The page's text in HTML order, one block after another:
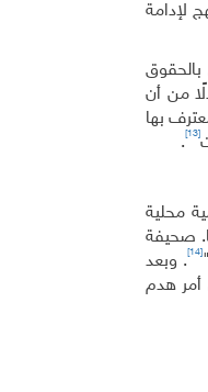
لإدامة
من العهد الدولي الخاص بالحقوق
عدم التمييز (المادة 2). فالمحكمة، بدلًا من أن
بها
[13]
.
محلية
صحيفة
[14] . وبعد
أمر هدم